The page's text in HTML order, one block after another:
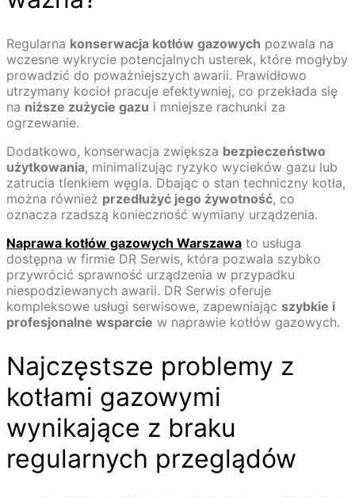
Regularna konserwacja kotłów gazowych pozwala na
wczesne wykrycie potencjalnych usterek, które mogłyby
prowadzić do poważniejszych awarii. Prawidłowo
utrzymany kocioł pracuje efektywniej, co przekłada się
na niższe zużycie gazu i mniejsze rachunki za
ogrzewanie.
Dodatkowo, konserwacja zwiększa bezpieczeństwo
użytkowania, minimalizując ryzyko wycieków gazu lub
zatrucia tlenkiem węgla. Dbając o stan techniczny kotła,
można również przedłużyć jego żywotność, co
oznacza rzadszą konieczność wymiany urządzenia.
Naprawa kotłów gazowych Warszawa to usługa
dostępna w firmie DR Serwis, która pozwala szybko
przywrócić sprawność urządzenia w przypadku
niespodziewanych awarii. DR Serwis oferuje
kompleksowe usługi serwisowe, zapewniając szybkie i
profesjonalne wsparcie w naprawie kotłów gazowych.
Najczęstsze problemy z
kotłami gazowymi
wynikające z braku
regularnych przeglądów